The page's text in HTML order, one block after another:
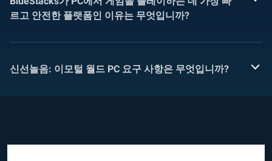
르고 안전한 플랫폼인 이유는 무엇입니까?
신선놀음: 이모털 월드 PC 요구 사항은 무엇입니까?